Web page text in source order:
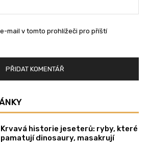
mail v tomto prohlížeči pro příští
Krvavá historie jeseterů: ryby, které
pamatují dinosaury, masakrují